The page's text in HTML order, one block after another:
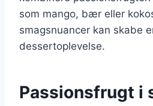
som mango, bær eller
smagsnuancer kan skabe
dessertoplevelse.
Passionsfrugt i